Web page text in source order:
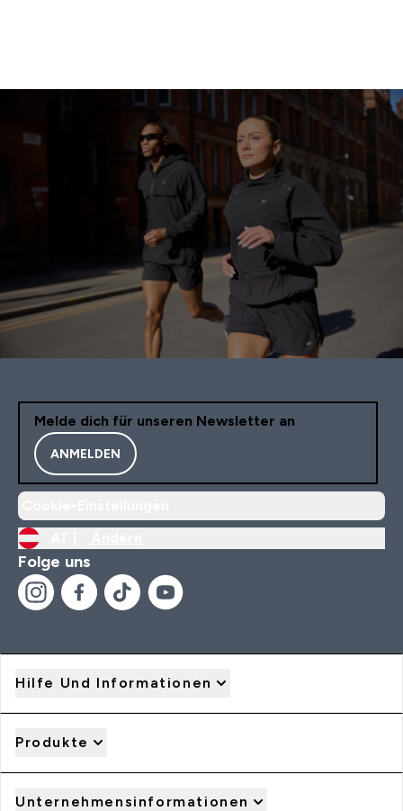
Melde dich für unseren Newsletter an
ANMELDEN
Folge uns
Hilfe Und Informationen
Produkte
Unternehmensinformationen